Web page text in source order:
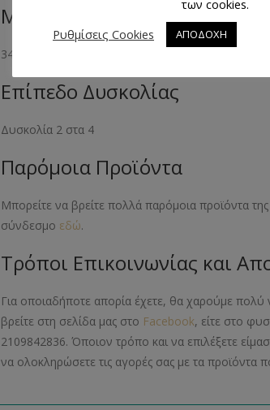
Μέγεθος Προϊόντος
34- 36- 38- 40- 42- 44
Επίπεδο Δυσκολίας
Δυσκολία 2 στα 4
Παρόμοια Προϊόντα
Μπορείτε να βρείτε πολλά παρόμοια προϊόντα
σύνδεσμο εδώ.
Τρόποι Επικοινωνίας και
Για οποιαδήποτε απορία έχετε, θα χαρούμε
βρείτε στη σελίδα μας στο Facebook, είτε στο
2109842836. Όποιον τρόπο και να επιλέξετε
να ολοκληρώσετε τις αγορές σας με τα προϊόντα
των cookies.
Ρυθμίσεις Cookies
ΑΠΟΔΟΧΗ